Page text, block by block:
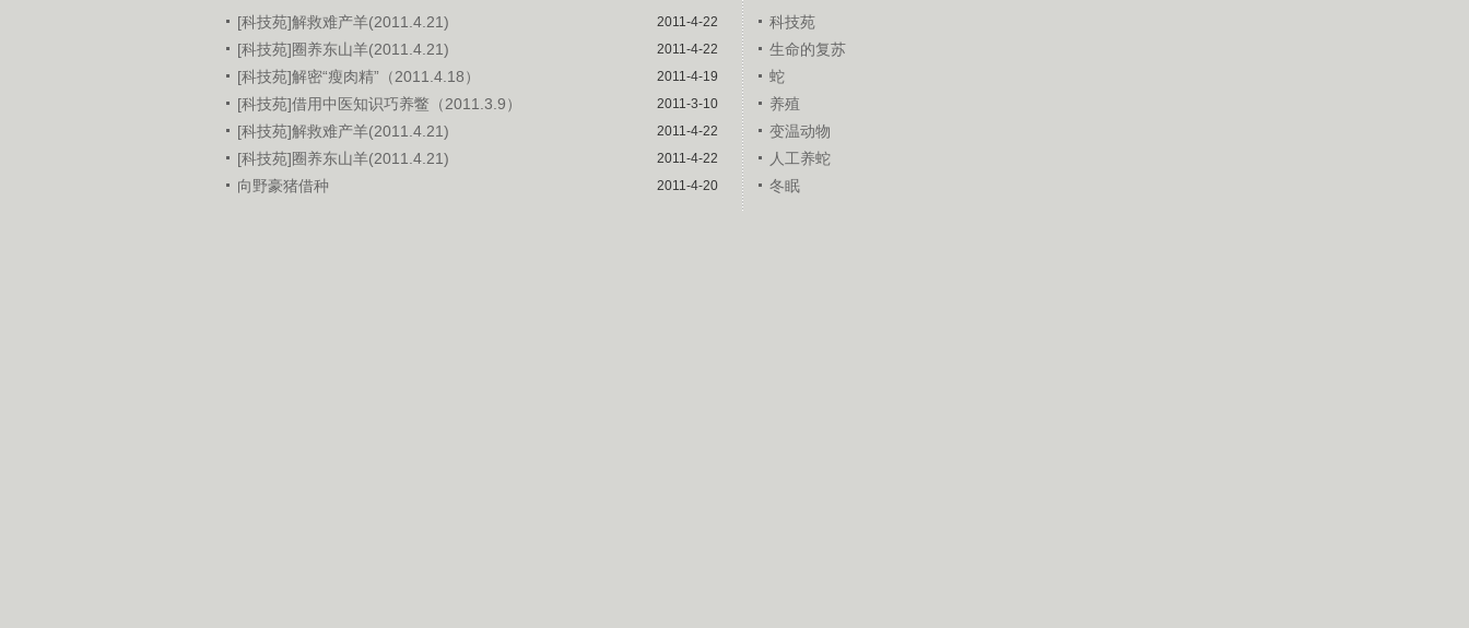
[科技苑]解救难产羊(2011.4.21)
2011-4-22
[科技苑]圈养东山羊(2011.4.21) 2011-4-22
[科技苑]解密“瘦肉精”（2011.4.18） 2011-4-19
[科技苑]借用中医知识巧养鳖（2011.3.9） 2011-3-10
[科技苑]解救难产羊(2011.4.21) 2011-4-22
[科技苑]圈养东山羊(2011.4.21) 2011-4-22
向野豪猪借种 2011-4-20
科技苑
生命的复苏
蛇
养殖
变温动物
人工养蛇
冬眠